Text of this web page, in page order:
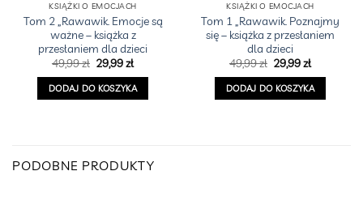
KSIĄŻKI O EMOCJACH
Tom 2 „Rawawik. Emocje są
ważne – książka z
przesłaniem dla dzieci
49,99zł Pierwotna
cena
wynosiła:
49,99 zł.
29,99złAktualna
wynosi:
29,99 zł.
DODAJ DO KOSZYKA
KSIĄŻKI O EMOCJACH
Tom 1 „Rawawik. Poznajmy
się – książka z przesłaniem
dla dzieci
49,99zł Pierwotna
cena
wynosiła:
49,99 zł.
29,99złAktualna
wynosi:
29,99 zł.
DODAJ DO KOSZYKA
PODOBNE PRODUKTY